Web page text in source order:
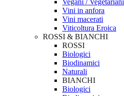
Vegani / Vegetariani
Vini in anfora
Vini macerati
Viticoltura Eroica
ROSSI & BIANCHI
ROSSI
Biologici
Biodinamici
Naturali
BIANCHI
Biologici